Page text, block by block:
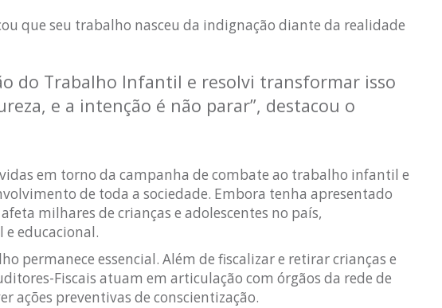
que seu trabalho nasceu da indignação diante da realidade
do Trabalho Infantil e resolvi transformar isso
e a intenção é não parar”, destacou o
em torno da campanha de combate ao trabalho infantil e
de toda a sociedade. Embora tenha apresentado
milhares de crianças e adolescentes no país,
educacional.
permanece essencial. Além de fiscalizar e retirar crianças e
Fiscais atuam em articulação com órgãos da rede de
ações preventivas de conscientização.